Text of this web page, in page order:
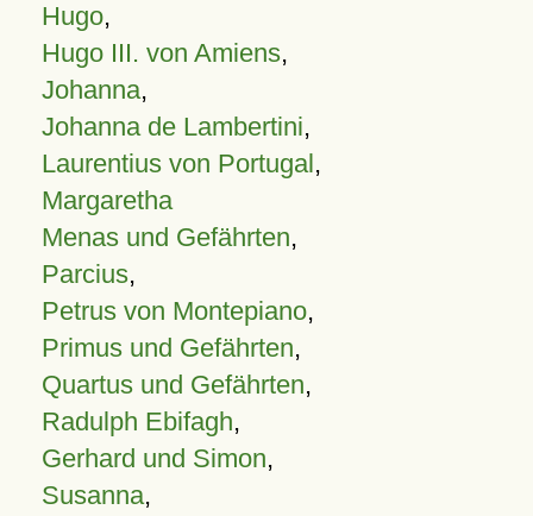
Hugo,
Hugo III. von Amiens,
Johanna,
Johanna de Lambertini,
Laurentius von Portugal,
Margaretha
Menas und Gefährten,
Parcius,
Petrus von Montepiano,
Primus und Gefährten,
Quartus und Gefährten,
Radulph Ebifagh,
Gerhard und Simon,
Susanna,